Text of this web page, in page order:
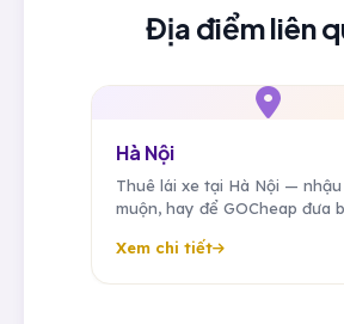
Địa điểm liên
Hà Nội
Thuê lái xe tại Hà Nội —
muộn, hay để GOCheap đưa
sân bay, sự kiện 24/7.
Xem chi tiết